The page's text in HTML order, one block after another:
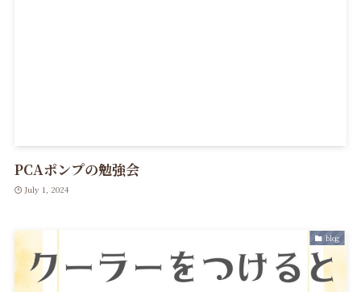
PCAポンプの勉強会
July 1, 2024
blog